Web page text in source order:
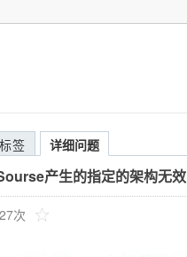
签 详细问题
产生的指定的架构无效
次